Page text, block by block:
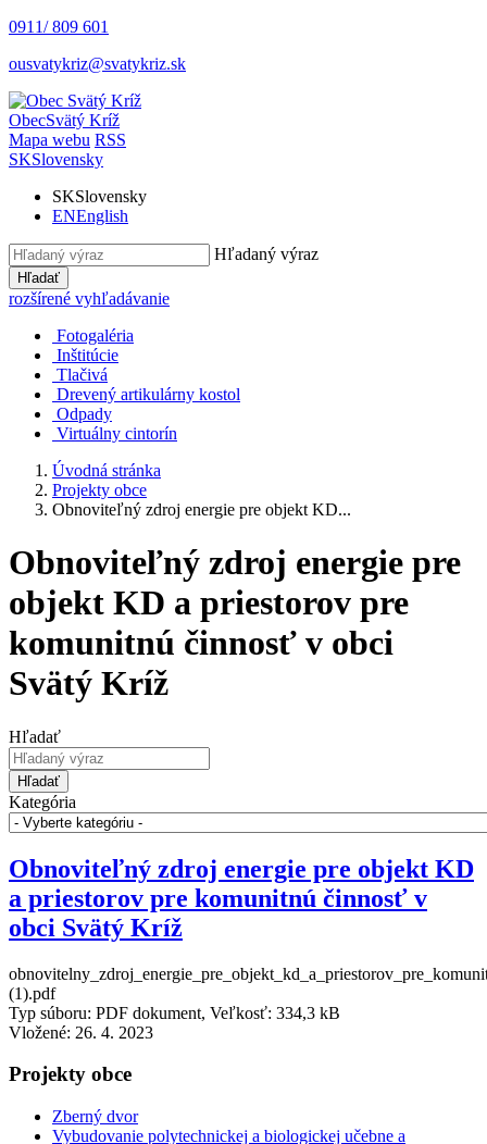
0911/ 809 601
ousvatykriz@svatykriz.sk
ObecSvätý Kríž
Mapa webu RSS
SKSlovensky
SKSlovensky
ENEnglish
Hľadaný výraz
Hľadať
rozšírené vyhľadávanie
Fotogaléria
Inštitúcie
Tlačivá
Drevený artikulárny kostol
Odpady
Virtuálny cintorín
Úvodná stránka
Projekty obce
Obnoviteľný zdroj energie pre objekt KD...
Obnoviteľný zdroj energie pre
objekt KD a priestorov pre
komunitnú činnosť v obci
Svätý Kríž
Hľadať
Hľadať
Kategória
Obnoviteľný zdroj energie pre objekt KD
a priestorov pre komunitnú činnosť v
obci Svätý Kríž
(1).pdf
Typ súboru: PDF dokument, Veľkosť: 334,3 kB
Vložené: 26. 4. 2023
Projekty obce
Zberný dvor
Vybudovanie polytechnickej a biologickej učebne a